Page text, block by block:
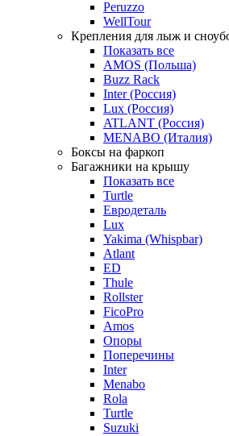
Peruzzo
WellTour
Крепления для лыж и
Показать все
AMOS (Польша)
Buzz Rack
Inter (Россия)
Lux (Россия)
ATLANT (Россия)
MENABO (Италия)
Боксы на фаркоп
Багажники на крышу
Показать все
Turtle
Евродеталь
Lux
Yakima (Whispbar)
Atlant
ED
Thule
Rollster
FicoPro
Amos
Опоры
Поперечины
Inter
Menabo
Rola
Turtle
Suzuki